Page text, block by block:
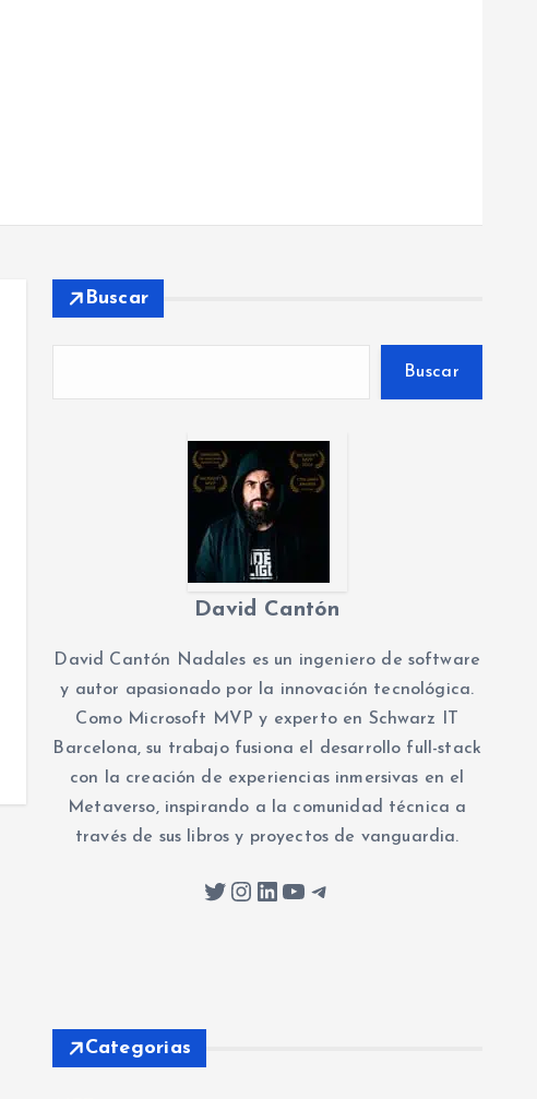
Buscar
Buscar
David Cantón
David Cantón Nadales es un ingeniero de software
y autor apasionado por la innovación tecnológica.
Como Microsoft MVP y experto en Schwarz IT
Barcelona, su trabajo fusiona el desarrollo full-stack
con la creación de experiencias inmersivas en el
Metaverso, inspirando a la comunidad técnica a
través de sus libros y proyectos de vanguardia.
Twitter Instagram LinkedIn YouTube Telegram
Categorias